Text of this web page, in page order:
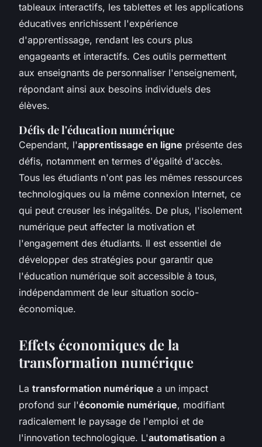
tableaux interactifs, les tablettes et les applications
éducatives enrichissent l'expérience
d'apprentissage, rendant les cours plus
engageants et interactifs. Ces outils permettent
aux enseignants de personnaliser l'enseignement,
répondant ainsi aux besoins individuels des
élèves.
Défis de l'éducation numérique
Cependant, l'apprentissage en ligne présente des
défis, notamment en termes d'égalité d'accès.
Tous les étudiants n'ont pas les mêmes ressources
technologiques ou la même connexion Internet, ce
qui peut creuser les inégalités. De plus, l'isolement
numérique peut affecter la motivation et
l'engagement des étudiants. Il est essentiel de
développer des stratégies pour garantir que
l'éducation numérique soit accessible à tous,
indépendamment de leur situation socio-
économique.
Effets économiques de la
transformation numérique
La transformation numérique a un impact
profond sur l'économie numérique, modifiant
radicalement le paysage de l'emploi et de
l'innovation technologique. L'automatisation a